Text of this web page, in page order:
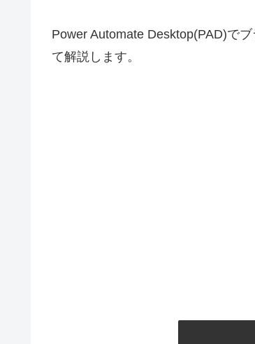
Power Automate Desktop(PAD)で
て解説します。